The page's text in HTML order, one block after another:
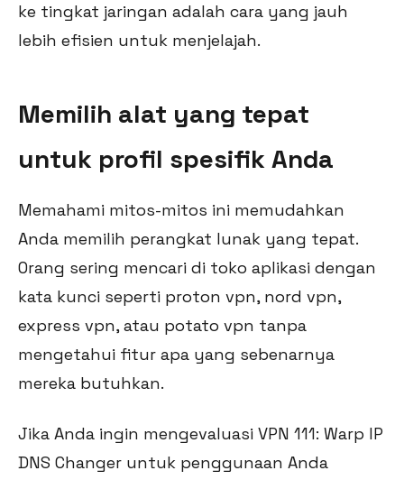
ke tingkat jaringan adalah cara yang jauh
lebih efisien untuk menjelajah.
Memilih alat yang tepat
untuk profil spesifik Anda
Memahami mitos-mitos ini memudahkan
Anda memilih perangkat lunak yang tepat.
Orang sering mencari di toko aplikasi dengan
kata kunci seperti proton vpn, nord vpn,
express vpn, atau potato vpn tanpa
mengetahui fitur apa yang sebenarnya
mereka butuhkan.
Jika Anda ingin mengevaluasi VPN 111: Warp IP
DNS Changer untuk penggunaan Anda